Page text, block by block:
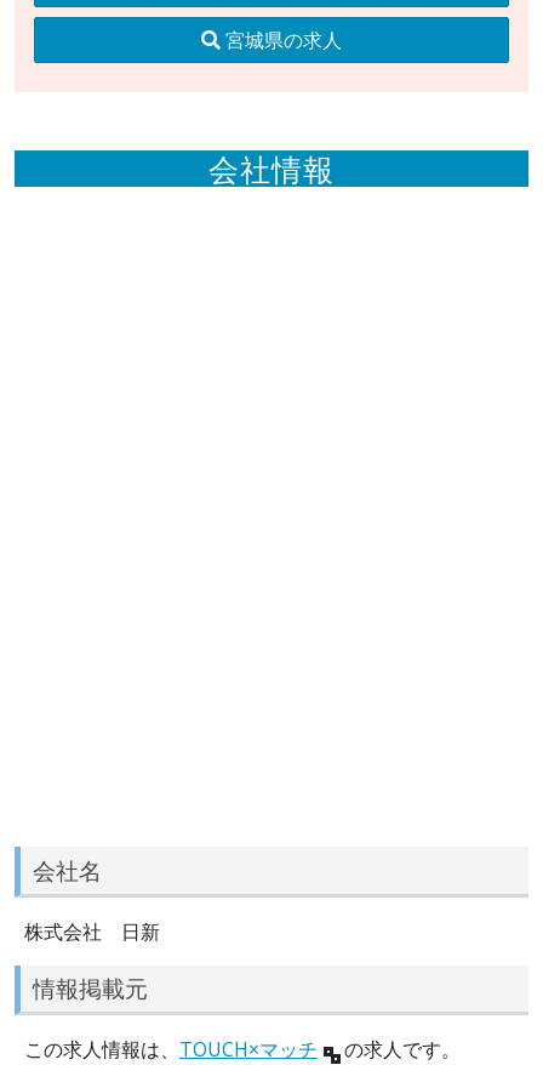
宮城県の求人
会社情報
会社名
株式会社 日新
情報掲載元
この求人情報は、 TOUCH×マッチ の求人です。